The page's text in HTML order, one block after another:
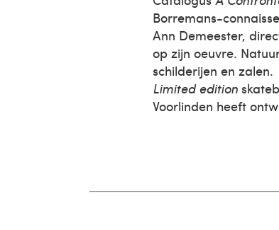
Borremans-
Ann Demeester,
op zijn oeuvre.
schilderijen en zalen.
Limited edition
Voorlinden heeft